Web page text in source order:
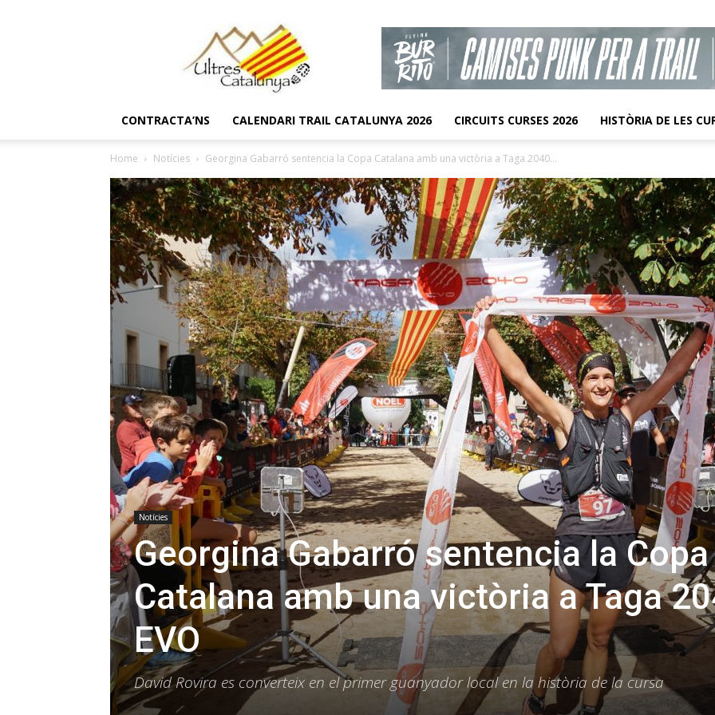
CONTRACTA’NS CALENDARI TRAIL CATALUNYA 2026 CIRCUITS CURSES 2026 HISTÒRIA DE LES
Home Notícies Georgina Gabarró sentencia la Copa Catalana amb una victòria a Taga 2040...
Notícies
Georgina Gabarró sentencia la Copa
Catalana amb una victòria a Taga
EVO
David Rovira es converteix en el primer guanyador local en la història de la cursa